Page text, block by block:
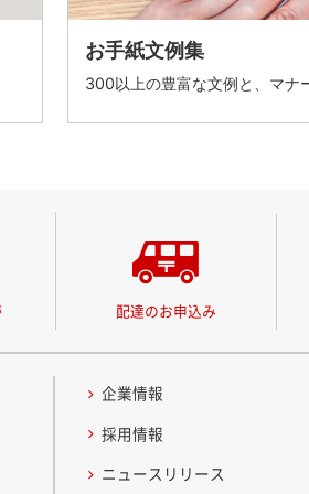
お手紙文例集
300以上の豊富な文例と、マナ
配達のお申込み
企業情報
採用情報
ニュースリリース